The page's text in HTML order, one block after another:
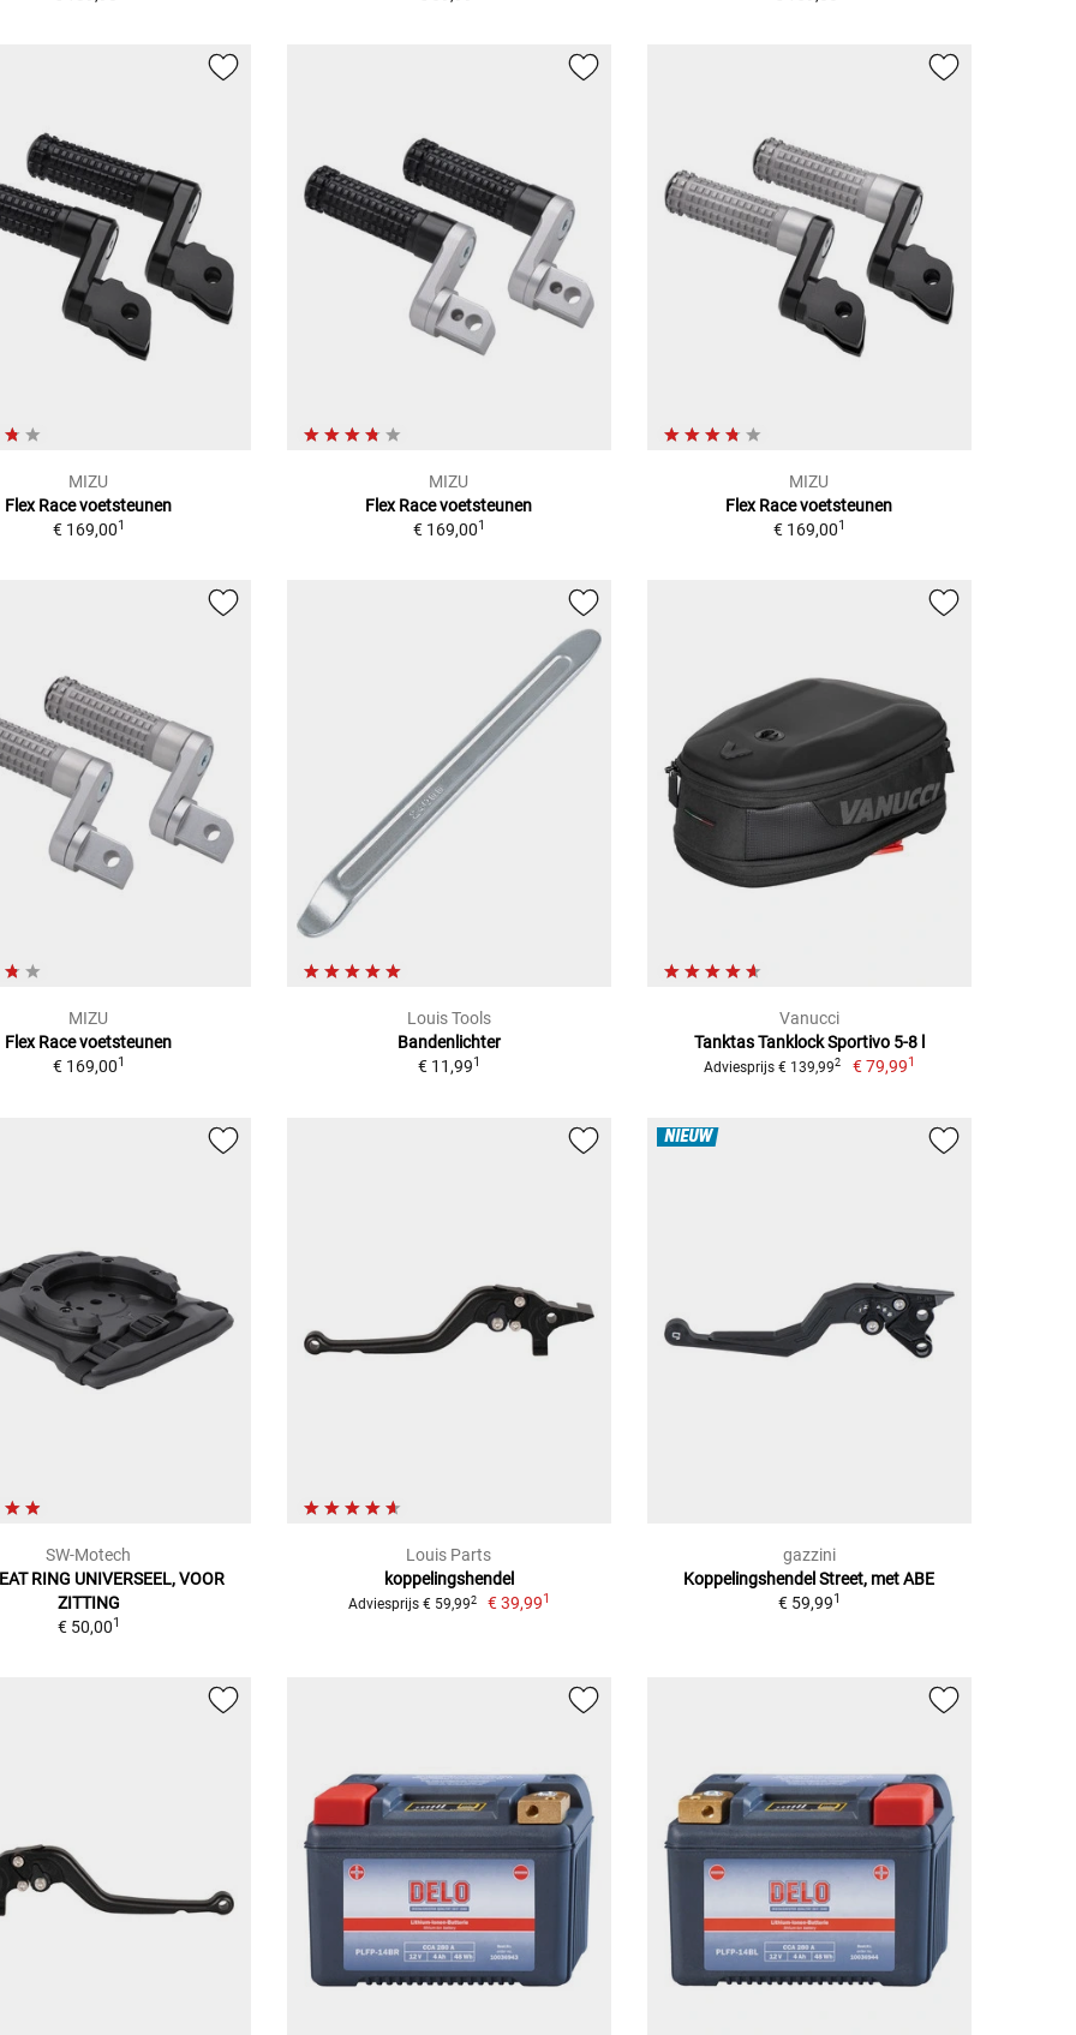
MIZU
Flex Race voetsteunen
€ 169,001
MIZU
Flex Race voetsteunen
€ 169,001
MIZU
Flex Race voetsteunen
€ 169,001
MIZU
Flex Race voetsteunen
€ 169,001
Louis Tools
Bandenlichter
€ 11,991
Vanucci
Tanktas Tanklock Sportivo 5-8 l
Adviesprijs € 139,992 € 79,991
SW-Motech
RING UNIVERSEEL, VOOR
ZITTING
€ 50,001
Louis Parts
koppelingshendel
Adviesprijs € 59,992 € 39,991
NIEUW
gazzini
Koppelingshendel Street, met ABE
€ 59,991